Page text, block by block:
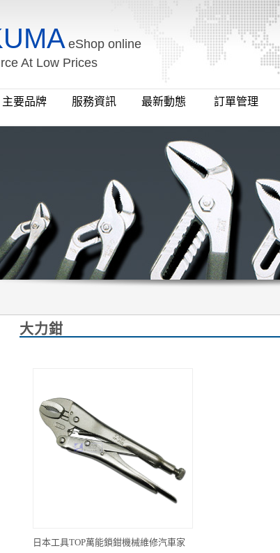
eShop online
At Low Prices
主要品牌 服務資訊 最新動態 訂單管理
大力鉗
日本工具TOP萬能鎖鉗機械維修汽車家